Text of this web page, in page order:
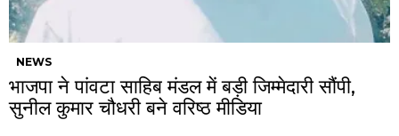
NEWS
भाजपा ने पांवटा साहिब मंडल में बड़ी जिम्मेदारी सौंपी,
सुनील कुमार चौधरी बने वरिष्ठ मीडिया